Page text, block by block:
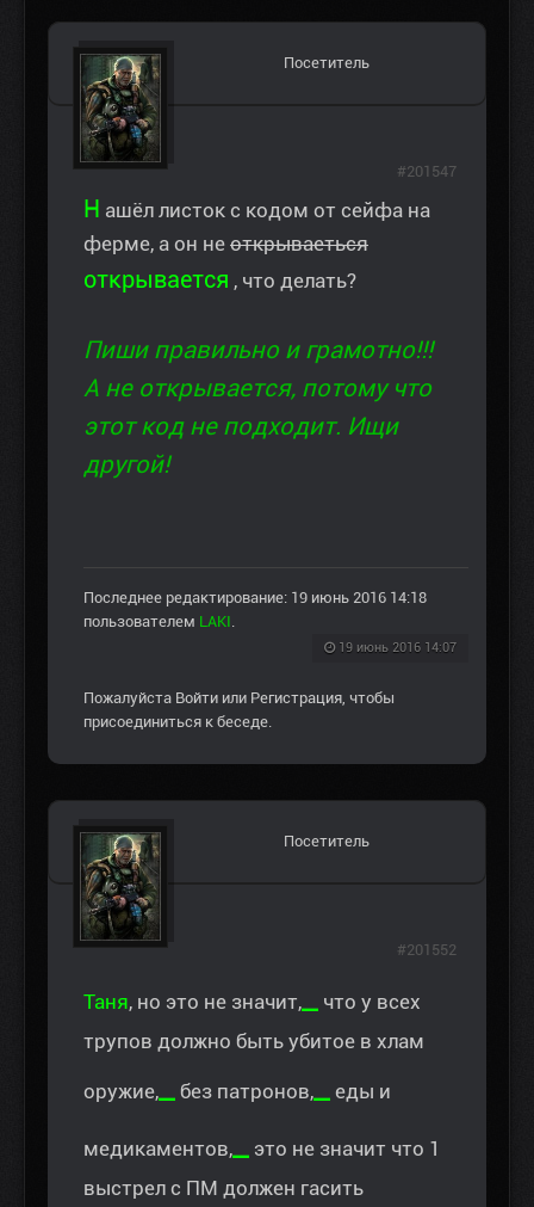
Посетитель
Н ашёл листок с кодом от сейфа на
ферме, а он не открываеться
открывается , что делать?
Пиши правильно и грамотно!!!
А не открывается, потому что
этот код не подходит. Ищи
другой!
Последнее редактирование: 19 июнь 2016 14:18
пользователем LAKI.
19 июнь 2016 14:07
#201547
Пожалуйста Войти или Регистрация, чтобы
присоединиться к беседе.
Посетитель
Таня, но это не значит,_ что у всех
трупов должно быть убитое в хлам
оружие,_ без патронов,_ еды и
медикаментов,_ это не значит что 1
выстрел с ПМ должен гасить
#201552